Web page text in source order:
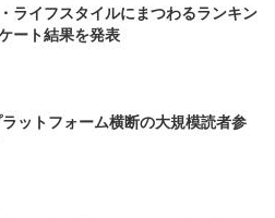
ライフスタイルにまつわるランキン
ート結果を発表
ットフォーム横断の大規模読者参